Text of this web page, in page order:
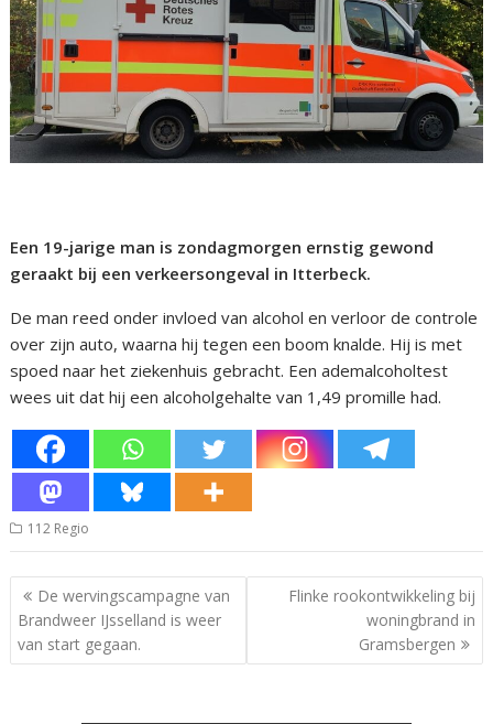
Een 19-jarige man is zondagmorgen ernstig gewond
geraakt bij een verkeersongeval in Itterbeck.
De man reed onder invloed van alcohol en verloor de controle
over zijn auto, waarna hij tegen een boom knalde. Hij is met
spoed naar het ziekenhuis gebracht. Een ademalcoholtest
wees uit dat hij een alcoholgehalte van 1,49 promille had.
112 Regio
Bericht
navigatie
De wervingscampagne van
Brandweer IJsselland is weer
van start gegaan.
Flinke rookontwikkeling bij
woningbrand in
Gramsbergen